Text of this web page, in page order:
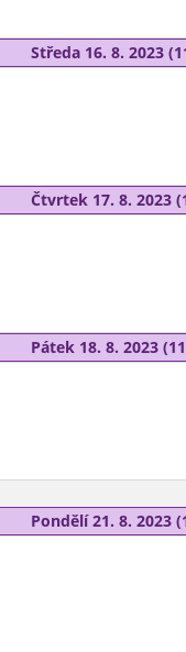
Středa 16. 8. 2023
Čtvrtek 17. 8. 2023
Pátek 18. 8. 2023
Pondělí 21. 8. 2023